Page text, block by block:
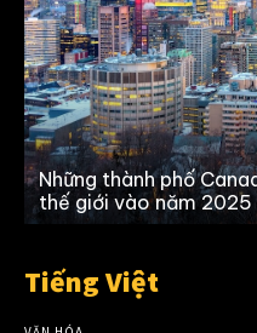
Những thành phố
thế giới vào năm 2025
Tiếng Việt